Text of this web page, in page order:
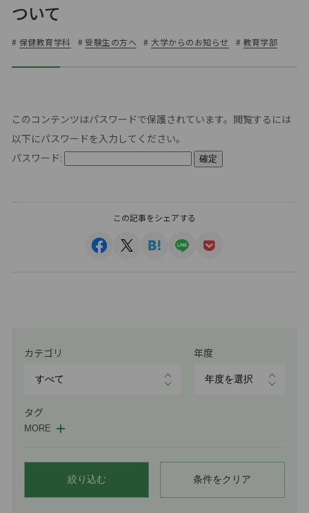
ついて
# 保健教育学科 # 受験生の方へ #大学からのお知らせ # 教育学部
このコンテンツはパスワードで保護されています。閲覧するには
以下にパスワードを入力してください。
パスワード:
この記事をシェアする
カテゴリ 年度
タグ
MORE
絞り込む 条件をクリア